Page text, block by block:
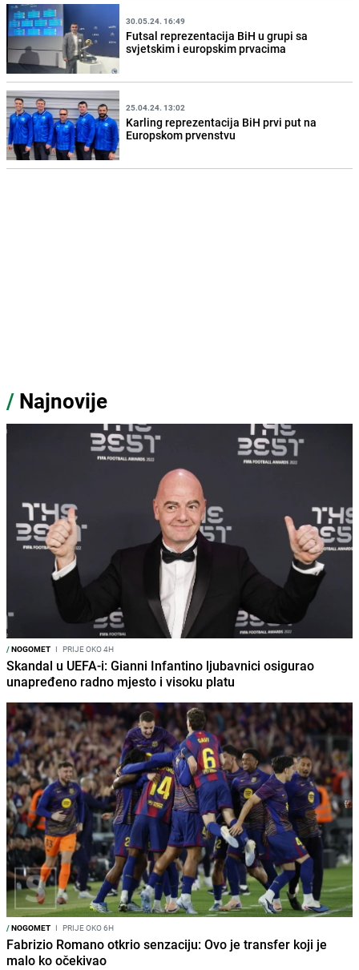
30.05.24. 16:49
Futsal reprezentacija BiH u grupi sa
svjetskim i europskim prvacima
25.04.24. 13:02
Karling reprezentacija BiH prvi put na
Europskom prvenstvu
/ Najnovije
/NOGOMET I PRIJE OKO 4H
Skandal u UEFA-i: Gianni Infantino ljubavnici osigurao
unapređeno radno mjesto i visoku platu
/NOGOMET I PRIJE OKO 6H
Fabrizio Romano otkrio senzaciju: Ovo je transfer koji je
malo ko očekivao